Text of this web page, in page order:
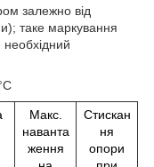
залежно від
таке маркування
необхідний
Макс.
наванта
ження
Стискан
ня
опори